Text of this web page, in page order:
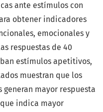
ante estímulos con
obtener indicadores
emocionales y
respuestas de 40
estímulos apetitivos,
muestran que los
mayor respuesta
indica mayor